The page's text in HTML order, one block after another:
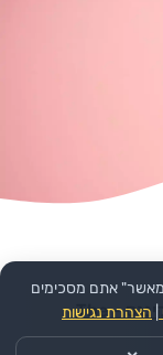
דיקינגס - The
אתם מסכימים
הצהרת נגישות